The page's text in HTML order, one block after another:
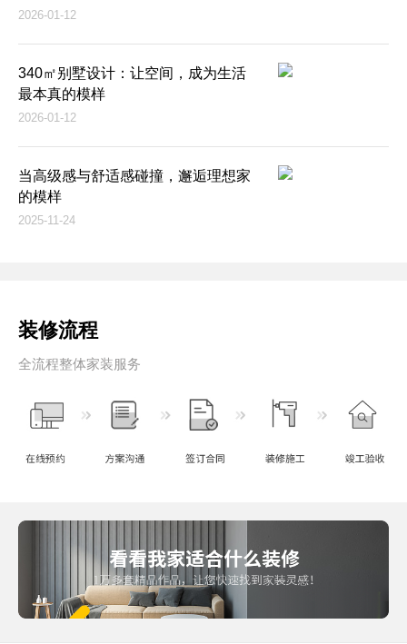
2026-01-12
340㎡别墅设计：让空间，成为生活
最本真的模样
2026-01-12
当高级感与舒适感碰撞，邂逅理想家
的模样
2025-11-24
装修流程
全流程整体家装服务